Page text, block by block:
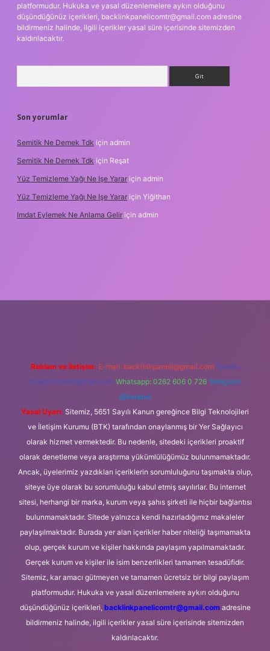
platformudur. Hukuka ve yasal düzenlemelere aykırı olduğunu
düşündüğünüz içerikleri, backlinkpanelicomtr@gmail.com adresine
bildirmeniz halinde, ilgili içerikler yasal süre içerisinde sitemizden
kaldırılacaktır.
Son yorumlar
Semitik Ne Demek Tdk için admin
Semitik Ne Demek Tdk için Reşat
Yüz Temizleme Yağı Ne Işe Yarar için admin
Yüz Temizleme Yağı Ne Işe Yarar için Yiğithan
Imdat Eylemek Ne Anlama Gelir için admin
Reklam ve İletişim: E-mail: backlinkpaneli@gmail.com Teams:
forumhizmeti@gmail.com Whatsapp: 0262 606 0 726 Telegram:
@karabul
Yasal Uyarı: Sitemiz, 5651 Sayılı Kanun gereğince Bilgi Teknolojileri
ve İletişim Kurumu (BTK) tarafından onaylanmış bir Yer Sağlayıcı
olarak hizmet vermektedir. Bu nedenle, sitedeki içerikleri proaktif
olarak denetleme veya araştırma yükümlülüğümüz bulunmamaktadır.
Ancak, üyelerimiz yazdıkları içeriklerin sorumluluğunu taşımakta olup,
siteye üye olarak bu sorumluluğu kabul etmiş sayılırlar. Bu internet
sitesi, herhangi bir marka, kurum veya şahıs şirketi ile hiçbir bağlantısı
bulunmamaktadır. Sitede yalnızca kendi hazırladığımız makaleler
paylaşılmaktadır. Burada yer alan içerikler haber niteliği taşımamakta
olup, gerçek kurum ve kişiler hakkında paylaşım yapılmamaktadır.
Gerçek kurum ve kişiler ile isim benzerlikleri tamamen tesadüfidir.
Sitemiz, kar amacı gütmeyen ve tamamen ücretsiz bir bilgi paylaşım
platformudur. Hukuka ve yasal düzenlemelere aykırı olduğunu
düşündüğünüz içerikleri, backlinkpanelicomtr@gmail.comadresine
bildirmeniz halinde, ilgili içerikler yasal süre içerisinde sitemizden
kaldırılacaktır.